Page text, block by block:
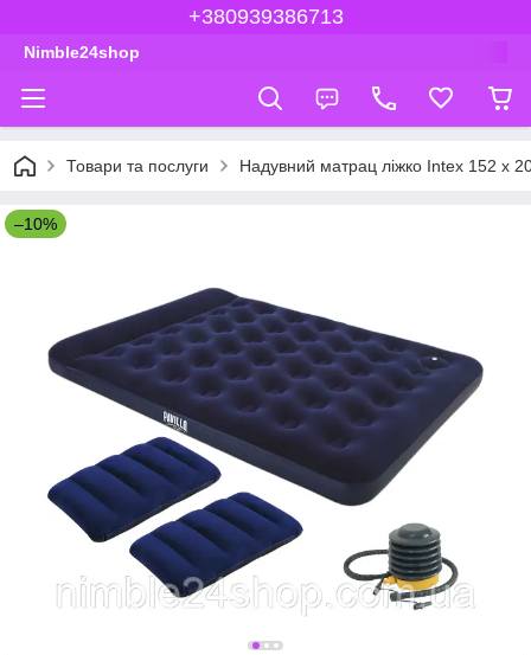
+380939386713
Nimble24shop
Товари та послуги Надувний матрац ліжко Intex 152 х
–10%